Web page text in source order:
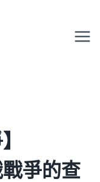
爭的查